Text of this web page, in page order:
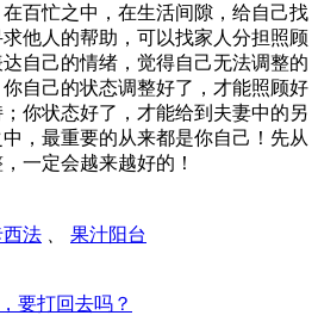
百忙之中，在生活间隙，给自己找
他人的帮助，可以找家人分担照顾
自己的情绪，觉得自己无法调整的
自己的状态调整好了，才能照顾好
你状态好了，才能给到夫妻中的另
，最重要的从来都是你自己！先从
一定会越来越好的！
西法 、
果汁阳台
要打回去吗？